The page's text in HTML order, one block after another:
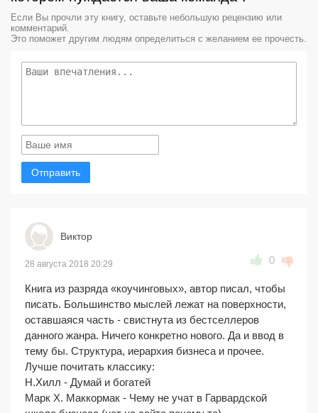
Если Вы прочли эту книгу, оставьте небольшую рецензию или
комментарий.
Это поможет другим людям определиться с желанием ее прочесть.
Отправить
Виктор
28 августа 2018 20:29 0
Книга из разряда «коучинговых», автор писал, чтобы
писать. Большинство мыслей лежат на поверхности,
оставшаяся часть - свистнута из бестселлеров
данного жанра. Ничего конкретно нового. Да и ввод в
тему бы. Структура, иерархия бизнеса и прочее.
Лучше почитать классику:
Н.Хилл - Думай и богатей
Марк Х. Маккормак - Чему не учат в Гарвардской